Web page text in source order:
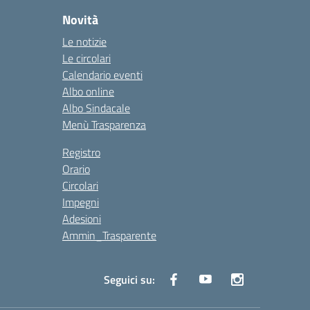
Novità
Le notizie
Le circolari
Calendario eventi
Albo online
Albo Sindacale
Menù Trasparenza
Registro
Orario
Circolari
Impegni
Adesioni
Ammin_Trasparente
Seguici su: